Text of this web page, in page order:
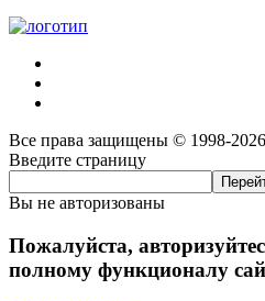
Все права защищены © 1998-2026
Введите страницу
Вы не авторизованы
Пожалуйста,
полному функционалу